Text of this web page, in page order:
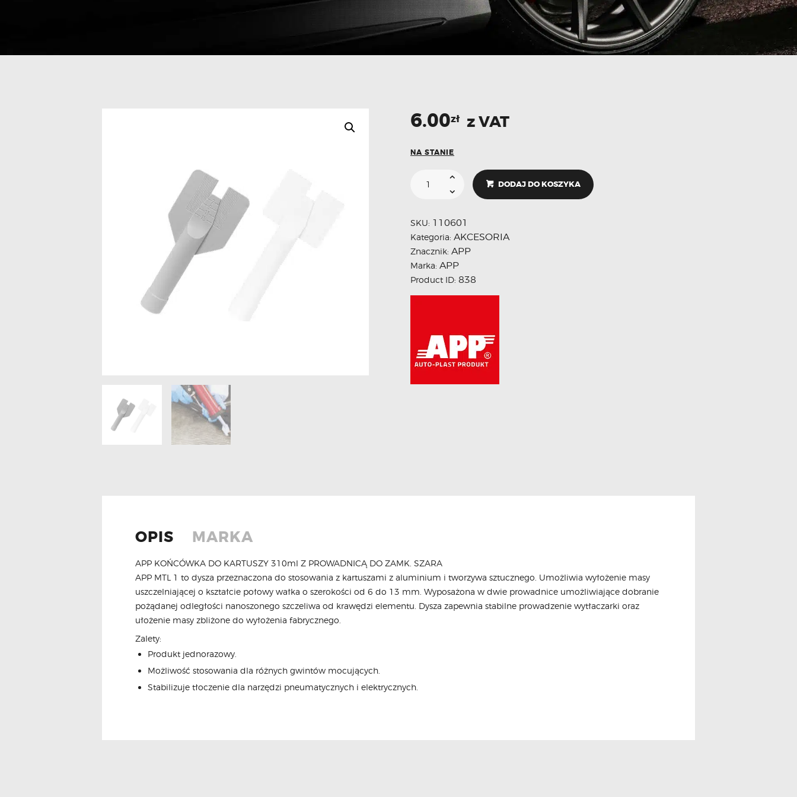
6.00zł z VAT
NA STANIE
DODAJ DO KOSZYKA
SKU: 110601
Kategoria: AKCESORIA
Znacznik: APP
Marka: APP
Product ID: 838
OPIS MARKA
APP KOŃCÓWKA DO KARTUSZY 310ml Z PROWADNICĄ DO ZAMK. SZARA
APP MTL 1 to dysza przeznaczona do stosowania z kartuszami z aluminium i tworzywa sztucznego. Umożliwia wyłożenie masy
uszczelniającej o kształcie połowy wałka o szerokości od 6 do 13 mm. Wyposażona w dwie prowadnice umożliwiające dobranie
pożądanej odległości nanoszonego szczeliwa od krawędzi elementu. Dysza zapewnia stabilne prowadzenie wytłaczarki oraz
ułożenie masy zbliżone do wyłożenia fabrycznego.
Zalety:
Produkt jednorazowy.
Możliwość stosowania dla różnych gwintów mocujących.
Stabilizuje tłoczenie dla narzędzi pneumatycznych i elektrycznych.